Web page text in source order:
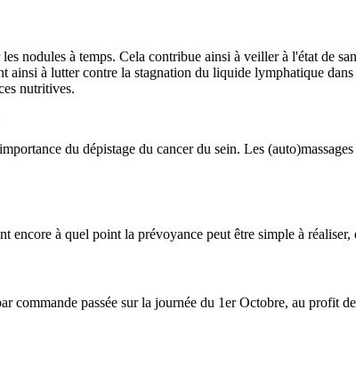
nodules à temps. Cela contribue ainsi à veiller à l'état de
ainsi à lutter contre la stagnation du liquide lymphatique
nutritives.
du dépistage du cancer du sein. Les
à quel point la prévoyance peut être simple à
commande passée sur la journée du 1er Octobre, au profit